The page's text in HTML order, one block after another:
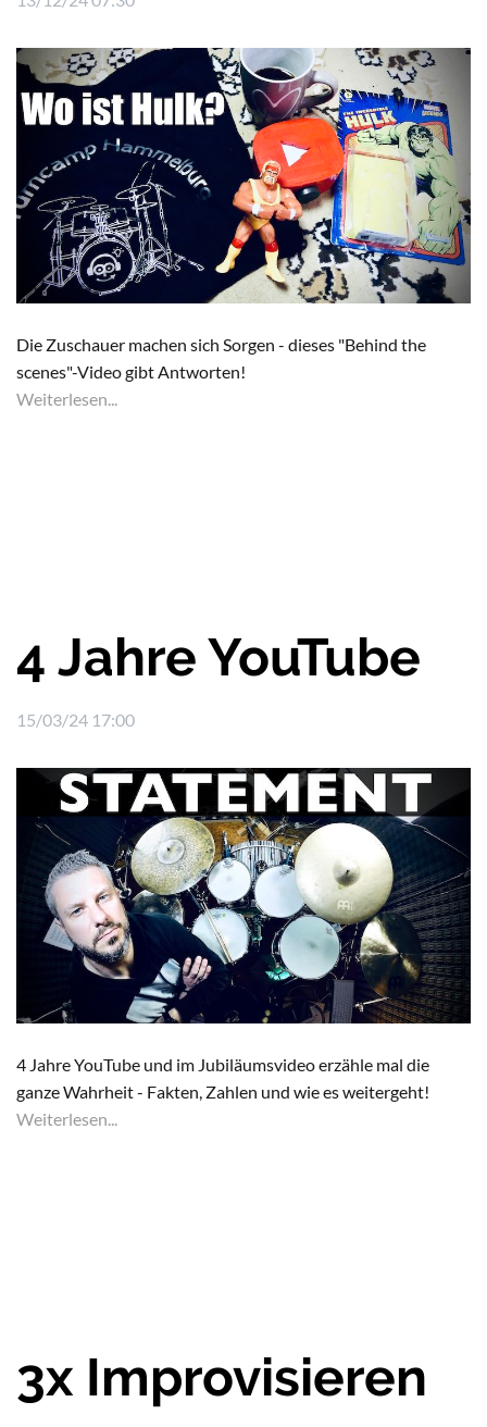
Die Zuschauer machen sich Sorgen - dieses "Behind the
scenes"-Video gibt Antworten!
Weiterlesen...
4 Jahre YouTube
15/03/24 17:00
4 Jahre YouTube und im Jubiläumsvideo erzähle mal die
ganze Wahrheit - Fakten, Zahlen und wie es weitergeht!
Weiterlesen...
3x Improvisieren